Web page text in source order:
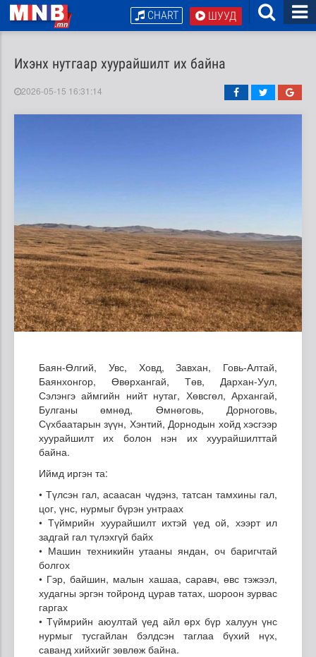
ШУУД
CHART
Ихэнх нутгаар хуурайшилт их байна
2026-05-15 16:31:14
Баян-Өлгий, Увс, Ховд, Завхан, Говь-Алтай,
Баянхонгор, Өвөрхангай, Төв, Дархан-Уул,
Сэлэнгэ аймгийн нийт нутаг, Хөвсгөл, Архангай,
Булганы өмнөд, Өмнөговь, Дорноговь,
Сүхбаатарын зүүн, Хэнтий, Дорнодын хойд хэсгээр
хуурайшилт их болон нэн их хуурайшилттай
байна.
Иймд иргэн та:
• Түлсэн гал, асаасан чүдэнз, татсан тамхины гал,
цог, үнс, нурмыг бүрэн унтраах
• Түймрийн хуурайшилт ихтэй үед ой, хээрт ил
задгай гал түлэхгүй байх
• Машин техникийн утааны яндан, оч баригчтай
болгох
• Гэр, байшин, малын хашаа, саравч, өвс тэжээл,
худагны эргэн тойронд цурав татах, шороон зурвас
гаргах
• Түймрийн аюултай үед айл өрх бүр халуун үнс
нурмыг тусгайлан бэлдсэн таглаа бүхий нүх,
саванд хийхийг зөвлөж байна.